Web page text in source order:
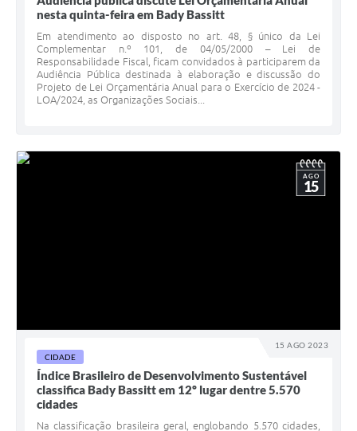
nesta quinta-feira em Bady Bassitt
Em atendimento ao disposto no art. 48, § único da Lei
Complementar n.º 101, de 04/05/2000 – Lei de
Responsabilidade Fiscal, ficam convidados à participarem da
Audiência Pública destinada à elaboração e discussão do
Projeto de Lei Orçamentária Anual para o Exercício de 2024 -
LOA/2024, as Organizações Sociais...
15 AGO 2023
AGO
15
CIDADE
Índice Brasileiro de Desenvolvimento Sustentável
classifica Bady Bassitt em 12º lugar dentre 5.570
cidades
Na classificação brasileira geral, englobando 5.570 cidades,